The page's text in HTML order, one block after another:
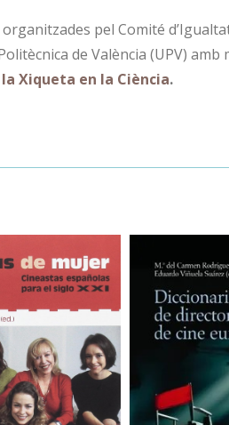
pel Comité
de València (UPV) amb
Xiqueta en la Ciència.